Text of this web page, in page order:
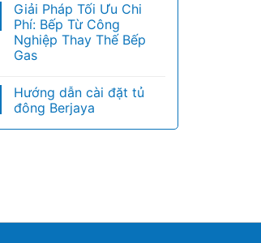
Giải Pháp Tối Ưu Chi
Phí: Bếp Từ Công
Nghiệp Thay Thế Bếp
Gas
Hướng dẫn cài đặt tủ
đông Berjaya